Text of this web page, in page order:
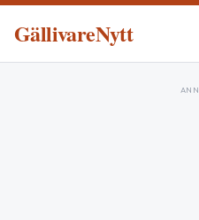
GällivareNytt